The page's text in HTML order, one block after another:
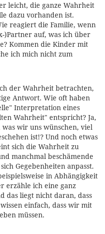
leicht, die ganze Wahrheit
dazu vorhanden ist.
reagiert die Familie, wenn
)Partner auf, was ich über
Kommen die Kinder mit
ich mich nicht zum
der Wahrheit betrachten,
Antwort. Wie oft haben
Interpretation eines
Wahrheit" entspricht? Ja,
was wir uns wünschen, viel
ist!? Und noch etwas
sich die Wahrheit zu
manchmal beschämende
Gegebenheiten anpasst.
in Abhängigkeit
erzähle ich eine ganz
das liegt nicht daran, dass
einfach, dass wir mit
müssen.